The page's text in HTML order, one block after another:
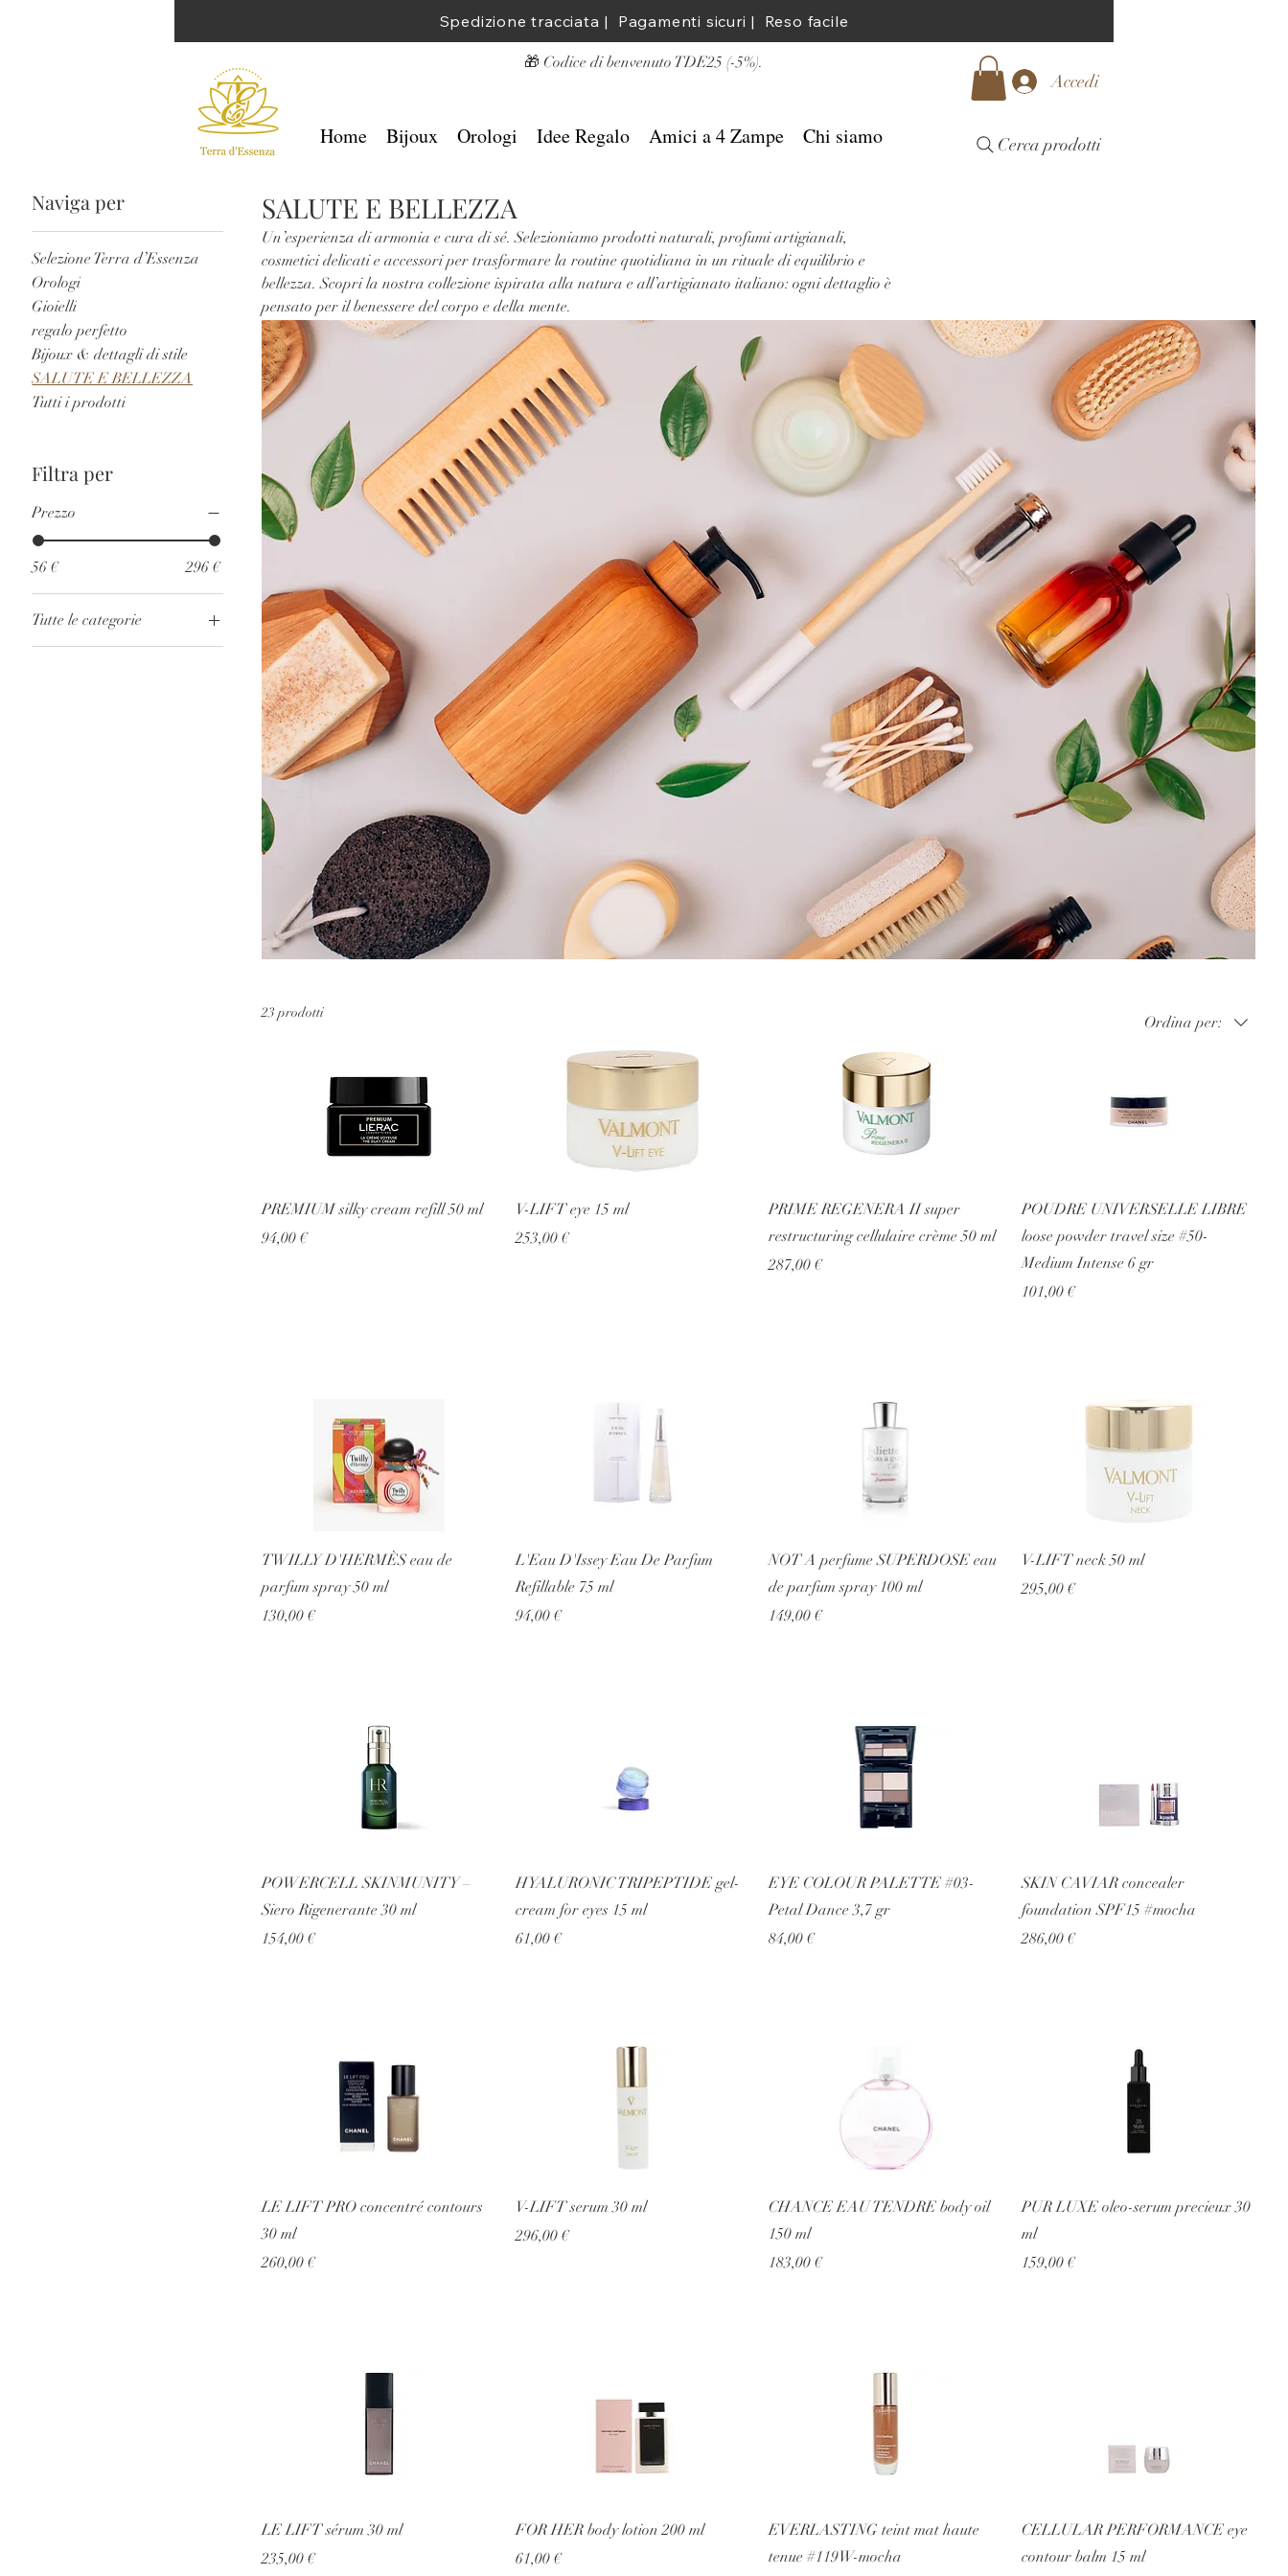
Spedizione tracciata |  Pagamenti sicuri |  Reso facile
​🎁 Codice di benvenuto TDE25 (-5%).
Home Bijoux Orologi Idee Regalo Amici a 4 Zampe Chi siamo
Accedi
Cerca prodotti
Naviga per
Selezione Terra d’Essenza
Orologi
Gioielli
regalo perfetto
Bijoux & dettagli di stile
SALUTE E BELLEZZA
Tutti i prodotti
Filtra per
Prezzo
56 € 296 €
Tutte le categorie
Cosmetici naturali e
SALUTE E BELLEZZA
Un’esperienza di armonia e cura di sé. Selezioniamo prodotti naturali, profumi artigianali,
cosmetici delicati e accessori per trasformare la routine quotidiana in un rituale di equilibrio e
bellezza. Scopri la nostra collezione ispirata alla natura e all’artigianato italiano: ogni dettaglio è
pensato per il benessere del corpo e della mente.
23 prodotti
Ordina per:
PREMIUM silky cream refill 50 ml
Prezzo
94,00 €
V-LIFT eye 15 ml
Prezzo
253,00 €
PRIME REGENERA II super
restructuring cellulaire crème 50 ml
Prezzo
287,00 €
POUDRE UNIVERSELLE LIBRE
loose powder travel size #50-
Medium Intense 6 gr
Prezzo
101,00 €
TWILLY D'HERMÈS eau de
parfum spray 50 ml
Prezzo
130,00 €
L'Eau D'Issey Eau De Parfum
Refillable 75 ml
Prezzo
94,00 €
NOT A perfume SUPERDOSE eau
de parfum spray 100 ml
Prezzo
149,00 €
V-LIFT neck 50 ml
Prezzo
295,00 €
POWERCELL SKINMUNITY –
Siero Rigenerante 30 ml
Prezzo
154,00 €
HYALURONIC TRIPEPTIDE gel-
cream for eyes 15 ml
Prezzo
61,00 €
EYE COLOUR PALETTE #03-
Petal Dance 3,7 gr
Prezzo
84,00 €
SKIN CAVIAR concealer
foundation SPF15 #mocha
Prezzo
286,00 €
LE LIFT PRO concentré contours
30 ml
Prezzo
260,00 €
V-LIFT serum 30 ml
Prezzo
296,00 €
CHANCE EAU TENDRE body oil
150 ml
Prezzo
183,00 €
PUR LUXE oleo-serum precieux 30
ml
Prezzo
159,00 €
LE LIFT sérum 30 ml
Prezzo
235,00 €
FOR HER body lotion 200 ml
Prezzo
61,00 €
EVERLASTING teint mat haute
tenue #119W-mocha
CELLULAR PERFORMANCE eye
contour balm 15 ml